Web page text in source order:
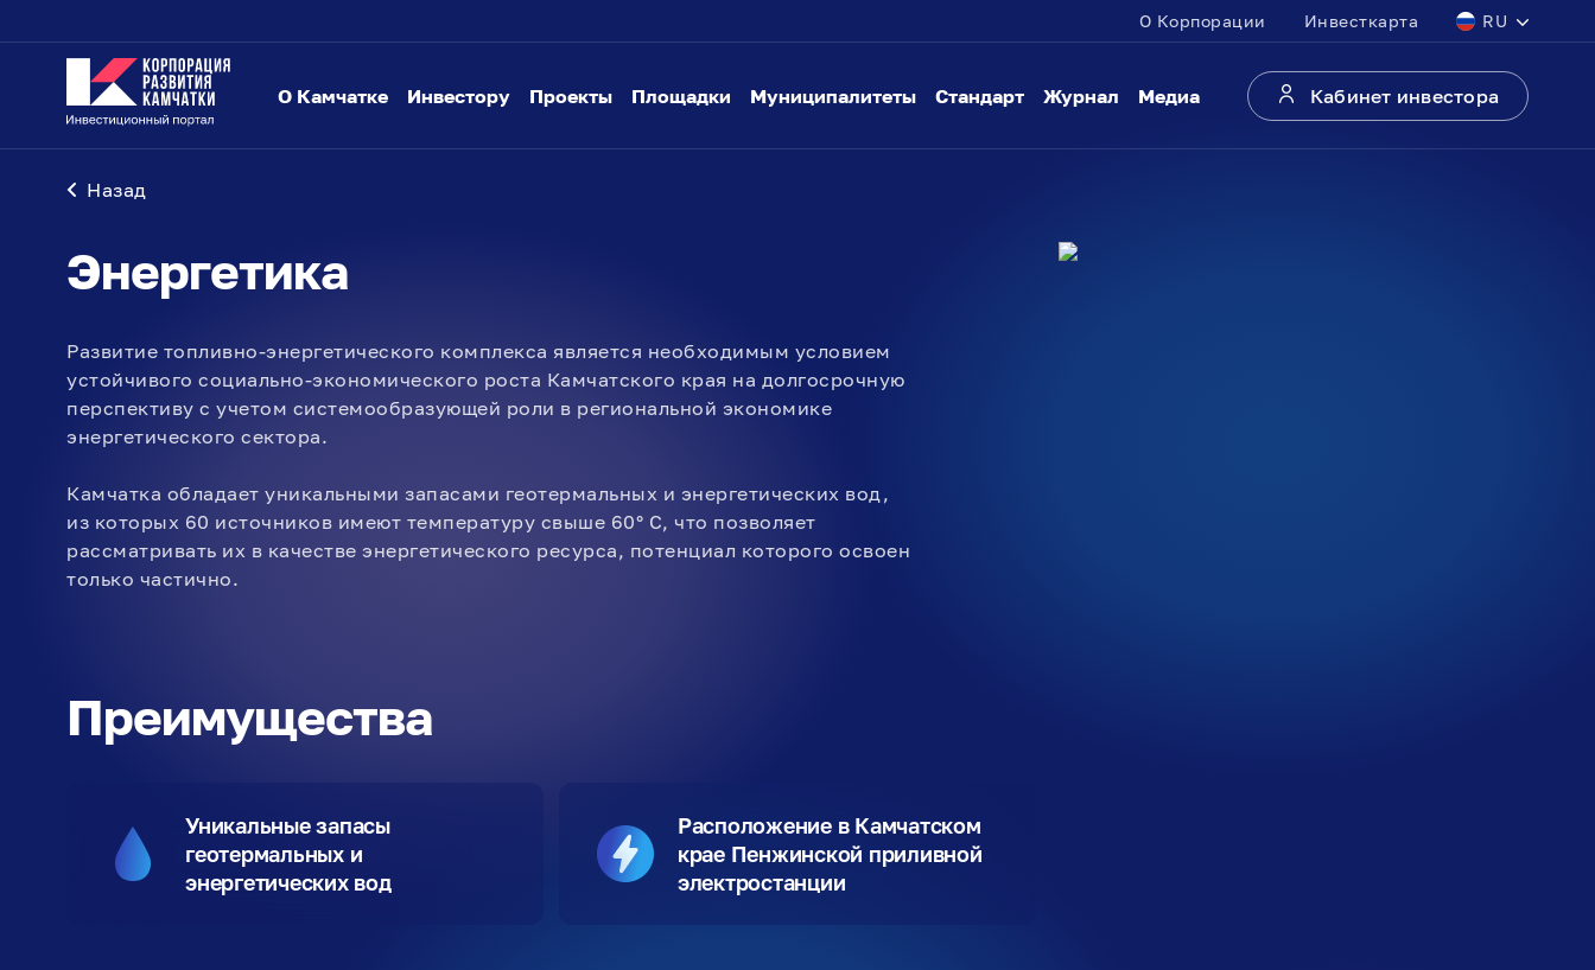
О Корпорации Инвесткарта RU
О Камчатке Инвестору Проекты Площадки Муниципалитеты Стандарт Журнал Медиа Кабинет инвестора
Назад
Энергетика
Развитие топливно-энергетического комплекса является необходимым условием
устойчивого социально-экономического роста Камчатского края на долгосрочную
перспективу с учетом системообразующей роли в региональной экономике
энергетического сектора.
Камчатка обладает уникальными запасами геотермальных и энергетических вод,
из которых 60 источников имеют температуру свыше 60° С, что позволяет
рассматривать их в качестве энергетического ресурса, потенциал которого освоен
только частично.
Преимущества
Уникальные запасы
геотермальных и
энергетических вод
Расположение в Камчатском
крае Пенжинской приливной
электростанции